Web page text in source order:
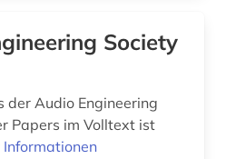
Society
der Audio Engineering
Papers im Volltext ist
Informationen